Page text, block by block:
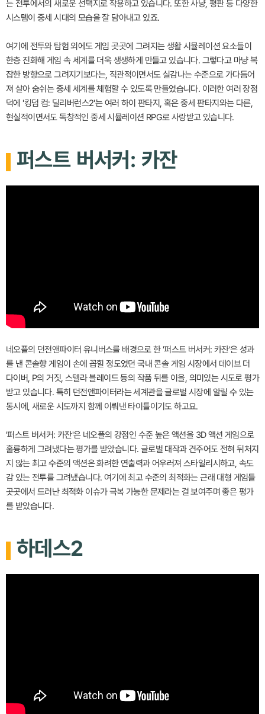
는 전투에서의 새로운 선택지로 작용하고 있습니다. 또한 사냥, 평판 등 다양한
시스템이 중세 시대의 모습을 잘 담아내고 있죠.
여기에 전투와 탐험 외에도 게임 곳곳에 그려지는 생활 시뮬레이션 요소들이
한층 진화해 게임 속 세계를 더욱 생생하게 만들고 있습니다. 그렇다고 마냥 복
잡한 방향으로 그려지기보다는, 직관적이면서도 실감나는 수준으로 가다듬어
져 살아 숨쉬는 중세 세계를 체험할 수 있도록 만들었습니다. 이러한 여러 장점
덕에 '킹덤 컴: 딜리버런스2'는 여러 하이 판타지, 혹은 중세 판타지와는 다른,
현실적이면서도 독창적인 중세 시뮬레이션 RPG로 사랑받고 있습니다.
퍼스트 버서커: 카잔
네오플의 던전앤파이터 유니버스를 배경으로 한 '퍼스트 버서커: 카잔'은 성과
를 낸 콘솔향 게임이 손에 꼽힐 정도였던 국내 콘솔 게임 시장에서 데이브 더
다이버, P의 거짓, 스텔라 블레이드 등의 작품 뒤를 이을, 의미있는 시도로 평가
받고 있습니다. 특히 던전앤파이터라는 세계관을 글로벌 시장에 알릴 수 있는
동시에, 새로운 시도까지 함께 이뤄낸 타이틀이기도 하고요.
'퍼스트 버서커: 카잔'은 네오플의 강점인 수준 높은 액션을 3D 액션 게임으로
훌륭하게 그려냈다는 평가를 받았습니다. 글로벌 대작과 견주어도 전혀 뒤처지
지 않는 최고 수준의 액션은 화려한 연출력과 어우러져 스타일리시하고, 속도
감 있는 전투를 그려냈습니다. 여기에 최고 수준의 최적화는 근래 대형 게임들
곳곳에서 드러난 최적화 이슈가 극복 가능한 문제라는 걸 보여주며 좋은 평가
를 받았습니다.
하데스2